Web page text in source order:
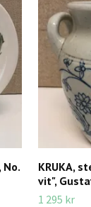
No.
KRUKA,
vit",
1 295 kr